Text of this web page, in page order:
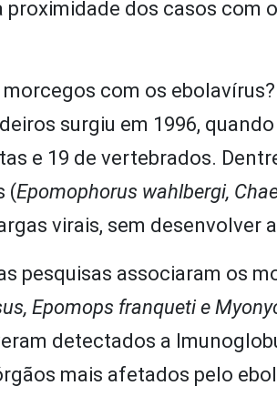
proximidade dos casos com
com os
surgiu em 1996,
e 19 de vertebrados.
(Epomophorus wahlbergi,
virais, sem desenvolver
pesquisas associaram os
Epomops franqueti e
detectados a
mais afetados pelo